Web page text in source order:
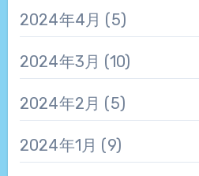
2024年4月 (5)
2024年3月 (10)
2024年2月 (5)
2024年1月 (9)